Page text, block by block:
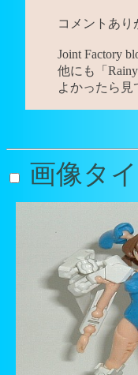
コメントあり
Joint Factory
他にも「
よかったら見
画像タ